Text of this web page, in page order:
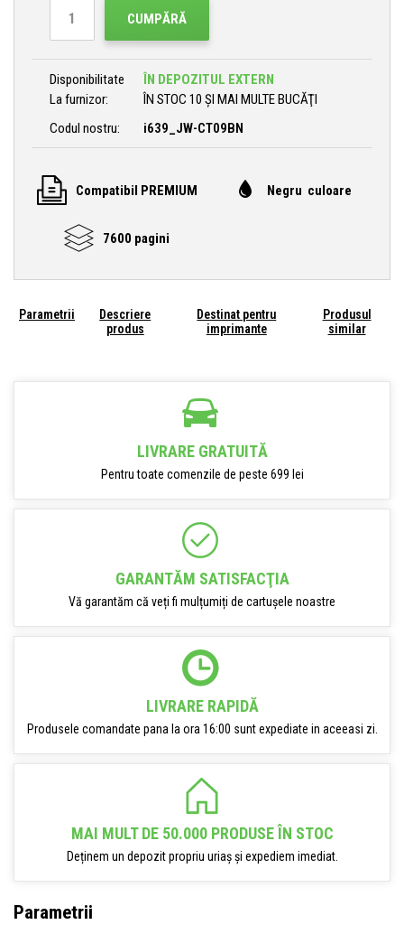
CUMPĂRĂ
Disponibilitate
ÎN DEPOZITUL EXTERN
La furnizor:
ÎN STOC 10 ȘI MAI MULTE BUCĂŢI
Codul nostru:
i639_JW-CT09BN
Compatibil PREMIUM Negru culoare
7600 pagini
Parametrii
Descriere
produs
Destinat pentru
imprimante
Produsul
similar
LIVRARE GRATUITĂ
Pentru toate comenzile de peste 699 lei
GARANTĂM SATISFACŢIA
Vă garantăm că veți fi mulțumiți de cartușele noastre
LIVRARE RAPIDĂ
Produsele comandate pana la ora 16:00 sunt expediate in aceeasi zi.
MAI MULT DE 50.000 PRODUSE ÎN STOC
Deținem un depozit propriu uriaș și expediem imediat.
Parametrii